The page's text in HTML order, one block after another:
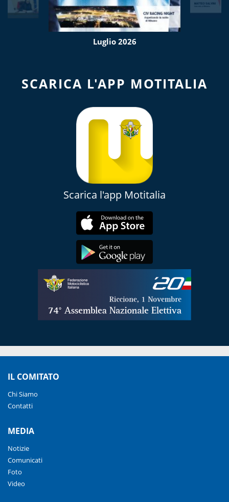
Luglio 2026
SCARICA L'APP MOTITALIA
Scarica l'app Motitalia
IL COMITATO
Chi Siamo
Contatti
MEDIA
Notizie
Comunicati
Foto
Video